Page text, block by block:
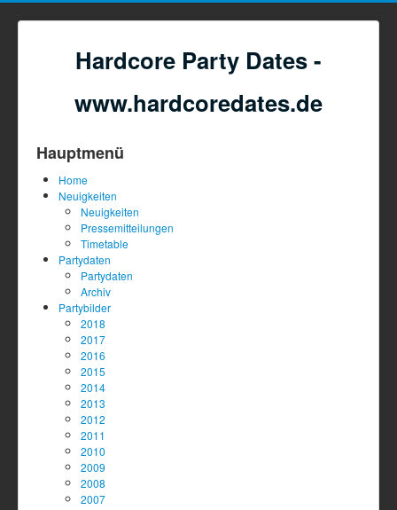
Hardcore Party Dates -
www.hardcoredates.de
Hauptmenü
Home
Neuigkeiten
Neuigkeiten
Pressemitteilungen
Timetable
Partydaten
Partydaten
Archiv
Partybilder
2018
2017
2016
2015
2014
2013
2012
2011
2010
2009
2008
2007